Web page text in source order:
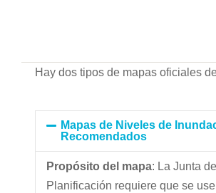
Hay dos tipos de mapas oficiales
Mapas de Niveles de
Recomendados
Propósito del mapa: La Junta de
Planificación requiere que se